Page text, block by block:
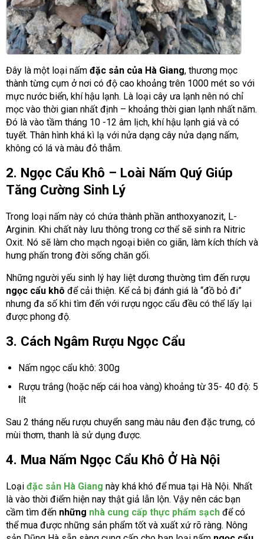
Đây là một loại nấm đặc sản của Hà Giang, thương mọc
thành từng cụm ở nơi có độ cao khoảng trên 1000 mét so với
mực nước biển, khí hậu lạnh. Là loại cây ưa lạnh nên nó chỉ
mọc vào thời gian nhất định – khoảng thời gian lạnh nhất năm.
Đó là vào tầm tháng 10 -12 âm lịch, khí hậu lạnh giá và có
tuyết. Thân hình khá kì lạ với nửa dạng cây nửa dạng nấm,
không có lá và màu đỏ thẫm.
2. Ngọc Cẩu Khô – Loài Nấm Quý Giúp
Tăng Cường Sinh Lý
Trong loại nấm này có chứa thành phần anthoxyanozit, L-
Arginin. Khi chất này lưu thông trong cơ thể sẽ sinh ra Nitric
Oxit. Nó sẽ làm cho mạch ngoại biên co giãn, làm kích thích và
hưng phấn trong đời sống chăn gối.
Những người yếu sinh lý hay liệt dương thường tìm đến rượu
ngọc cẩu khô để cải thiện. Kể cả bị đánh giá là “đồ bỏ đi”
nhưng đa số khi tìm đến với rượu ngọc cẩu đều có thể lấy lại
được phong độ.
3. Cách Ngâm Rượu Ngọc Cẩu
Nấm ngọc cẩu khô: 300g
Rượu trắng (hoặc nếp cái hoa vàng) khoảng từ 35- 40 độ: 5
lít
Sau 2 tháng nếu rượu chuyển sang màu nâu đen đặc trưng, có
mùi thơm, thanh là sử dụng được.
4. Mua Nấm Ngọc Cẩu Khô Ở Hà Nội
Loại đặc sản Hà Giang này khá khó để mua tại Hà Nội. Nhất
là vào thời điểm hiện nay thật giả lẫn lộn. Vậy nên các bạn
cầm tìm đến những nhà cung cấp thực phẩm sạch để có
thể mua được những sản phẩm tốt và xuất xứ rõ ràng. Nông